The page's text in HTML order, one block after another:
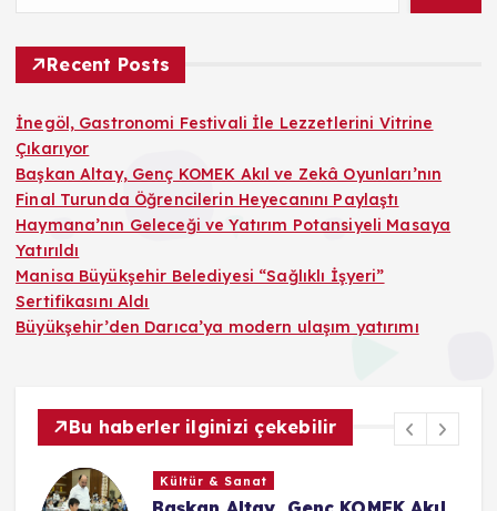
Recent Posts
İnegöl, Gastronomi Festivali İle Lezzetlerini Vitrine
Çıkarıyor
Başkan Altay, Genç KOMEK Akıl ve Zekâ Oyunları’nın
Final Turunda Öğrencilerin Heyecanını Paylaştı
Haymana’nın Geleceği ve Yatırım Potansiyeli Masaya
Yatırıldı
Manisa Büyükşehir Belediyesi “Sağlıklı İşyeri”
Sertifikasını Aldı
Büyükşehir’den Darıca’ya modern ulaşım yatırımı
Bu haberler ilginizi çekebilir
Kültür & Sanat